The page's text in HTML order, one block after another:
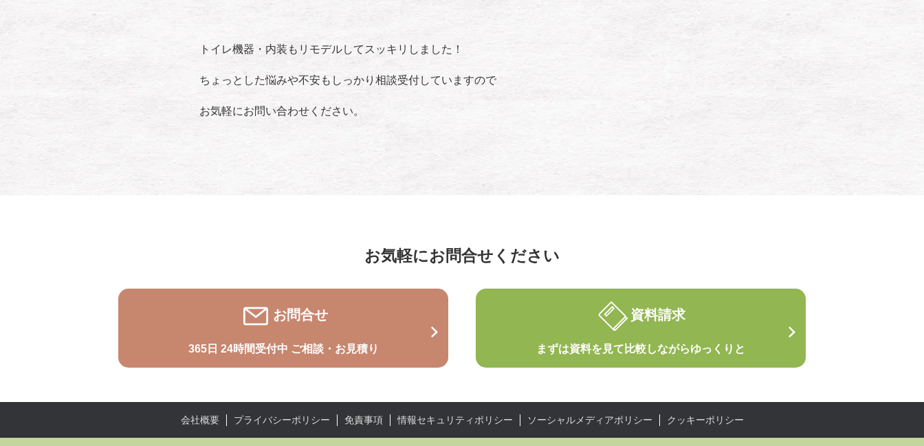
トイレ機器・内装もリモデルしてスッキリしました！
ちょっとした悩みや不安もしっかり相談受付していますので
お気軽にお問い合わせください。
お気軽にお問合せください
お問合せ
365日 24時間受付中 ご相談・お見積り
資料請求
まずは資料を見て 比較しながらゆっくりと
会社概要 プライバシーポリシー 免責事項 情報セキュリティポリシー ソーシャルメディアポリシー クッキーポリシー